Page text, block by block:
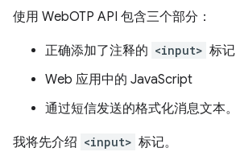
使用 WebOTP API 包含三个部分：
正确添加了注释的 <input> 标记
Web 应用中的 JavaScript
通过短信发送的格式化消息文本。
我将先介绍 <input> 标记。